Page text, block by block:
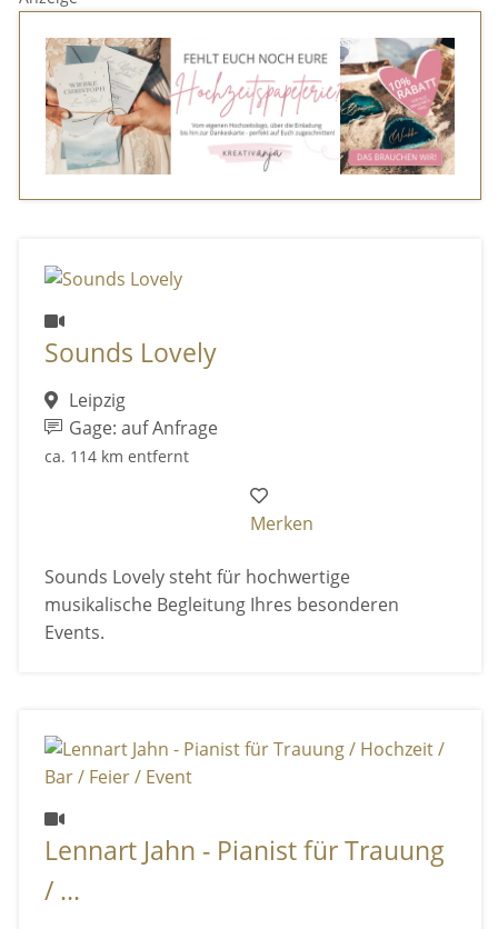
Sounds Lovely
Leipzig
Gage: auf Anfrage
ca. 114 km entfernt
Merken
Sounds Lovely steht für hochwertige
musikalische Begleitung Ihres besonderen
Events.
Lennart Jahn - Pianist für Trauung
/ ...